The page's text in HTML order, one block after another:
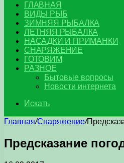
ГЛАВНАЯ
ВИДЫ РЫБ
ЗИМНЯЯ РЫБАЛКА
ЛЕТНЯЯ РЫБАЛКА
НАСАДКИ И ПРИМАНКИ
СНАРЯЖЕНИЕ
ГОТОВИМ
РАЗНОЕ
Бытовые вопросы
Новости интернета
Искать
Главная/Снаряжение/
Предсказание